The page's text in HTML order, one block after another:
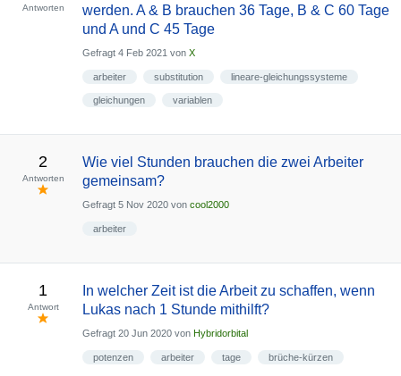
Antworten
werden. A & B brauchen 36 Tage, B & C 60 Tage
und A und C 45 Tage
Gefragt 4 Feb 2021 von X
arbeiter substitution lineare-gleichungssysteme
gleichungen variablen
2
Antworten
Wie viel Stunden brauchen die zwei Arbeiter
gemeinsam?
Gefragt 5 Nov 2020 von cool2000
arbeiter
1
Antwort
In welcher Zeit ist die Arbeit zu schaffen, wenn
Lukas nach 1 Stunde mithilft?
Gefragt 20 Jun 2020 von Hybridorbital
potenzen arbeiter tage brüche-kürzen